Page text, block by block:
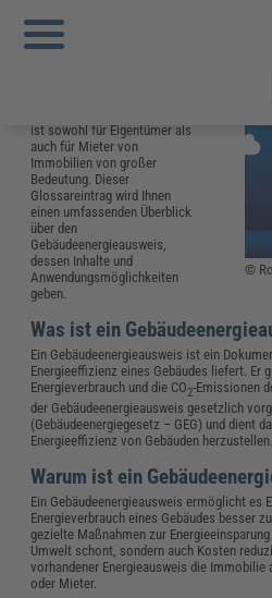
Sie sind hier:
©
ist sowohl für Eigentümer als
auch für Mieter von
Immobilien von großer
Bedeutung. Dieser
Glossareintrag wird Ihnen
einen umfassenden Überblick
über den
Gebäudeenergieausweis,
dessen Inhalte und
Anwendungsmöglichkeiten
geben.
Was ist ein
Ein Gebäudeenergieausweis ist ein
Energieeffizienz eines Gebäudes liefert. Er
Energieverbrauch und die CO2-Emissionen
der Gebäudeenergieausweis gesetzlich
(Gebäudeenergiegesetz – GEG) und dient
Energieeffizienz von Gebäuden herzustellen.
Warum ist ein
Ein Gebäudeenergieausweis ermöglicht es
Energieverbrauch eines Gebäudes besser
gezielte Maßnahmen zur
Umwelt schont, sondern auch Kosten
vorhandener Energieausweis die
oder Mieter.